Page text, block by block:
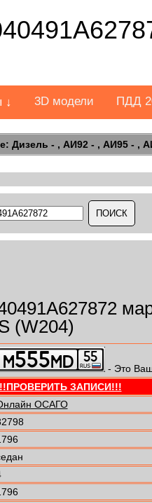
↓ 3D модели ПДД
Дизель - , АИ92 - , АИ95 - ,
(W204)
- Это Ваш
ЗАПИСИ!!!
ОСАГО